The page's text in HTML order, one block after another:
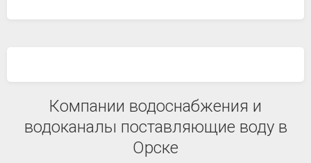
Компании водоснабжения и
водоканалы поставляющие воду в
Орске